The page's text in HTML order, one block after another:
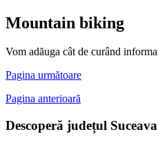
Mountain biking
Vom adăuga cât de curând
Pagina următoare
Pagina anterioară
Descoperă județul Suceava